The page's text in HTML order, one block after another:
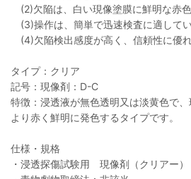
(2)欠陥は、白い現像塗膜に鮮明な赤色
(3)操作は、簡単で迅速検査に適してい
(4)欠陥検出感度が高く、信頼性に優れ
タイプ：クリア
記号：現像剤：D-C
特徴：浸透液が無色透明又は淡黄色で
より赤く鮮明に発色するタイプです。
仕様・規格
・浸透探傷試験用 現像剤（クリアー）